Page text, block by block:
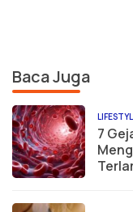
Baca Juga
7